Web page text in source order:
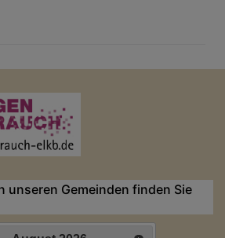
unseren Gemeinden finden Sie